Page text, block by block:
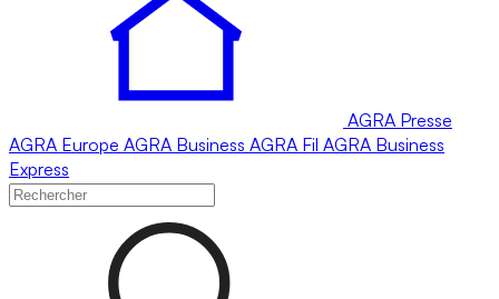
AGRA Presse
AGRA Europe AGRA Business AGRA Fil AGRA Business
Express